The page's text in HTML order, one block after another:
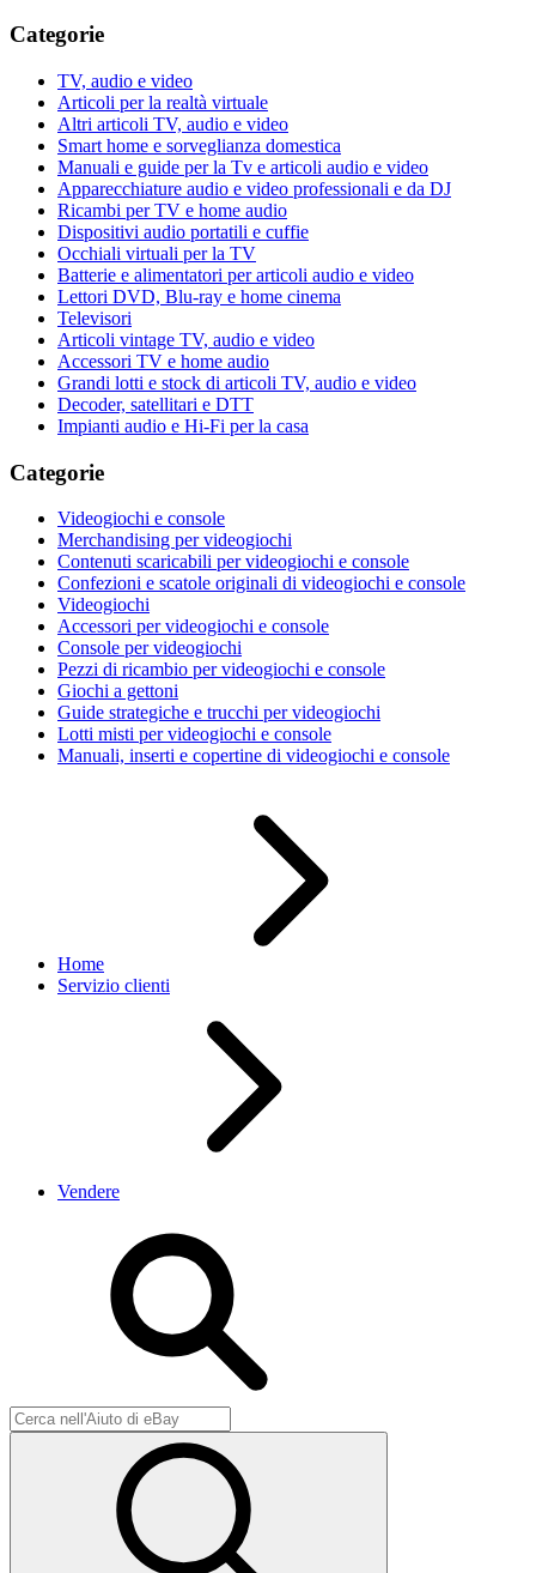
Categorie
TV, audio e video
Articoli per la realtà virtuale
Altri articoli TV, audio e video
Smart home e sorveglianza domestica
Manuali e guide per la Tv e articoli audio e video
Apparecchiature audio e video professionali e da DJ
Ricambi per TV e home audio
Dispositivi audio portatili e cuffie
Occhiali virtuali per la TV
Batterie e alimentatori per articoli audio e video
Lettori DVD, Blu-ray e home cinema
Televisori
Articoli vintage TV, audio e video
Accessori TV e home audio
Grandi lotti e stock di articoli TV, audio e video
Decoder, satellitari e DTT
Impianti audio e Hi-Fi per la casa
Categorie
Videogiochi e console
Merchandising per videogiochi
Contenuti scaricabili per videogiochi e console
Confezioni e scatole originali di videogiochi e console
Videogiochi
Accessori per videogiochi e console
Console per videogiochi
Pezzi di ricambio per videogiochi e console
Giochi a gettoni
Guide strategiche e trucchi per videogiochi
Lotti misti per videogiochi e console
Manuali, inserti e copertine di videogiochi e console
Home
Servizio clienti
Vendere